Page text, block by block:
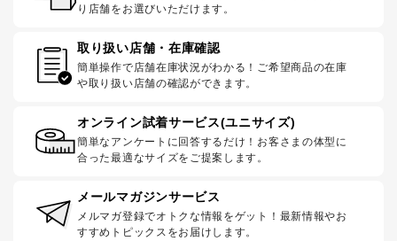
り店舗をお選びいただけます。
取り扱い店舗・在庫確認
簡単操作で店舗在庫状況がわかる！ご希望商品の在庫
や取り扱い店舗の確認ができます。
オンライン試着サービス(ユニサイズ)
簡単なアンケートに回答するだけ！お客さまの体型に
合った最適なサイズをご提案します。
メールマガジンサービス
メルマガ登録でオトクな情報をゲット！最新情報やお
すすめトピックスをお届けします。